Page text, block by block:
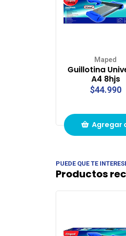
Maped
Guillotina
A4 8hjs
$44.990
Agregar
compras
PUEDE QUE TE
Productos